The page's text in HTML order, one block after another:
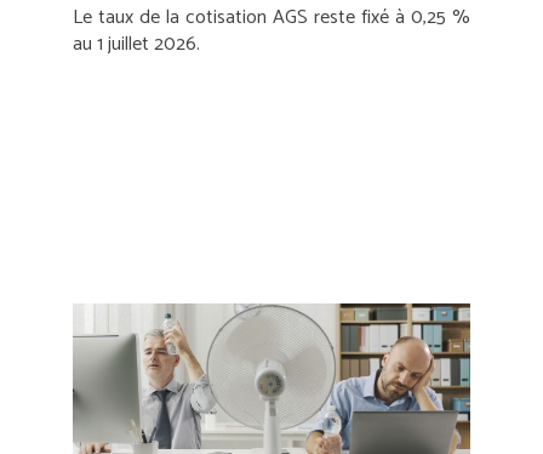
Le taux de la cotisation AGS reste fixé à 0,25 %
au 1 juillet 2026.